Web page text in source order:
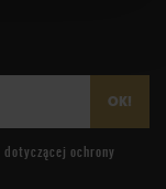
OK!
dotyczącej ochrony